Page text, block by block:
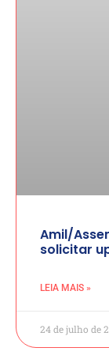
Amil/
solicitar
LEIA MAIS »
24 de julho de